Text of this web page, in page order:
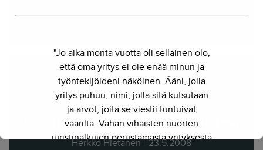
CSS muuttui tehokkaaksi hovissa
Herkko Hietanen - 23.5.2008
"Jo aika monta vuotta oli sellainen olo,
että oma yritys ei ole enää minun ja
työntekijöideni näköinen. Ääni, jolla
yritys puhuu, nimi, jolla sitä kutsutaan
ja arvot, joita se viestii tuntuivat
vääriltä. Vähän vihaisten nuorten
juristinalkujen perustamasta yrityksestä